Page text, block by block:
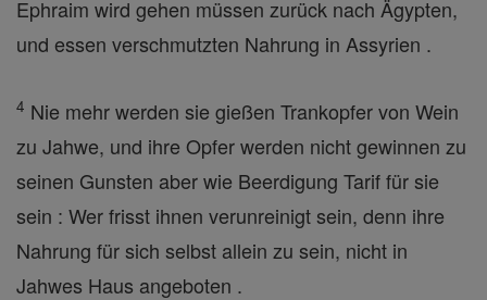
Ephraim wird gehen müssen zurück nach Ägypten,
und essen verschmutzten Nahrung in Assyrien .
4 Nie mehr werden sie gießen Trankopfer von Wein
zu Jahwe, und ihre Opfer werden nicht gewinnen zu
seinen Gunsten aber wie Beerdigung Tarif für sie
sein : Wer frisst ihnen verunreinigt sein, denn ihre
Nahrung für sich selbst allein zu sein, nicht in
Jahwes Haus angeboten .